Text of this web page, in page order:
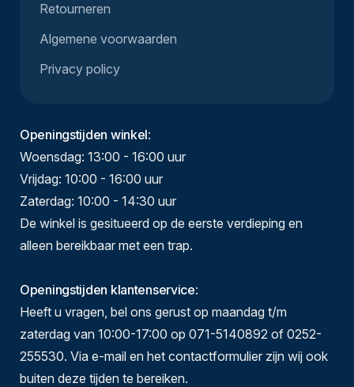
Retourneren
Algemene voorwaarden
Privacy policy
Openingstijden winkel:
Woensdag: 13:00 - 16:00 uur
Vrijdag: 10:00 - 16:00 uur
Zaterdag: 10:00 - 14:30 uur
De winkel is gesitueerd op de eerste verdieping en
alleen bereikbaar met een trap.
Openingstijden klantenservice:
Heeft u vragen, bel ons gerust op maandag t/m
zaterdag van 10:00-17:00 op 071-5140892 of 0252-
255530. Via e-mail en het contactformulier zijn wij ook
buiten deze tijden te bereiken.